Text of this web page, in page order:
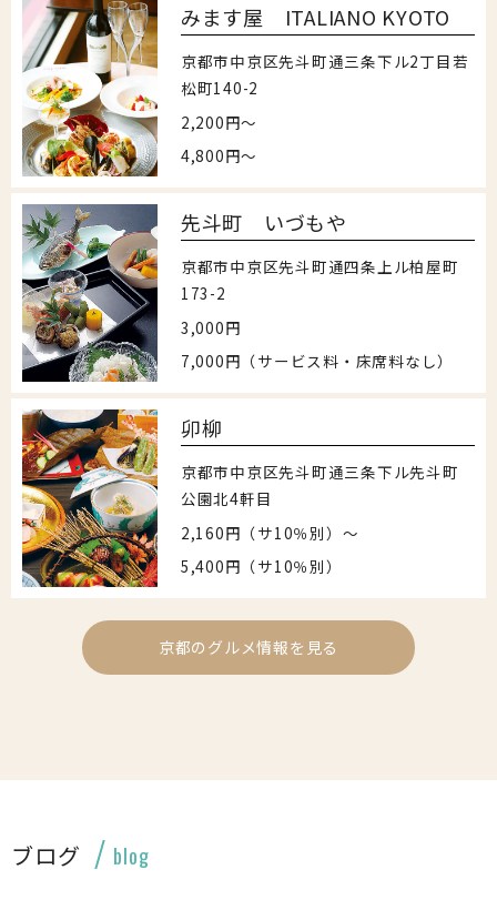
みます屋 ITALIANO KYOTO
京都市中京区先斗町通三条下ル2丁目若
松町140-2
2,200円〜
4,800円〜
先斗町 いづもや
京都市中京区先斗町通四条上ル柏屋町
173-2
3,000円
7,000円（サービス料・床席料なし）
卯柳
京都市中京区先斗町通三条下ル先斗町
公園北4軒目
2,160円（サ10％別）〜
5,400円（サ10％別）
京都のグルメ情報を見る
ブログ blog